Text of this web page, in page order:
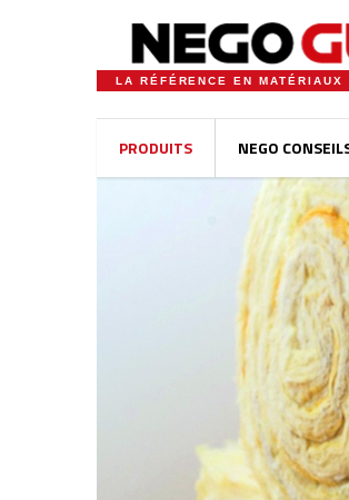
LA RÉFÉRENCE EN MATÉRIAUX
PRODUITS NEGO